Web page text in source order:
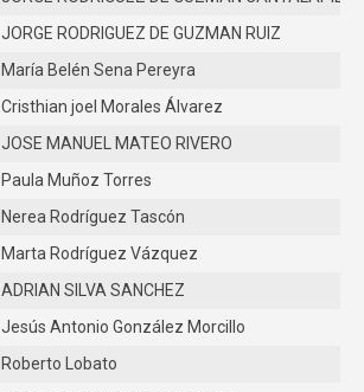
JORGE RODRIGUEZ DE GUZMAN RUIZ
María Belén Sena Pereyra
Cristhian joel Morales Álvarez
JOSE MANUEL MATEO RIVERO
Paula Muñoz Torres
Nerea Rodríguez Tascón
Marta Rodríguez Vázquez
ADRIAN SILVA SANCHEZ
Jesús Antonio González Morcillo
Roberto Lobato